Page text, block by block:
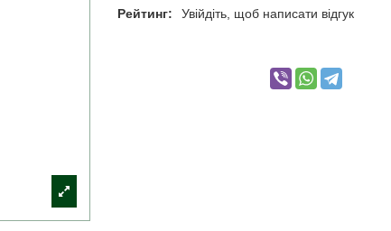
Рейтинг: Увійдіть, щоб написати відгук